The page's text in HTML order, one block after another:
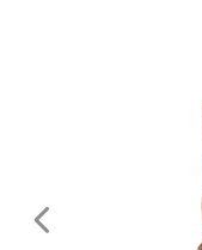
Предыдущий